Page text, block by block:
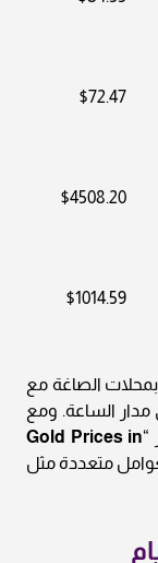
$72.47
$4508.20
$1014.59
الصاغة مع
مدار الساعة. ومع
“
Gold Prices in
متعددة مثل